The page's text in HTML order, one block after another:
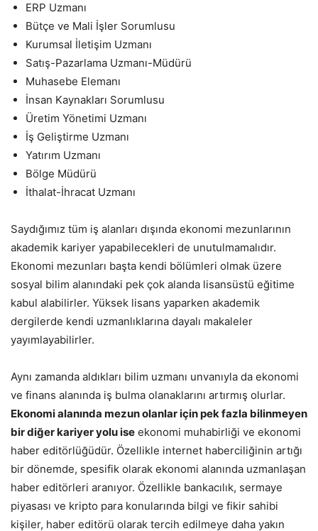
ERP Uzmanı
Bütçe ve Mali İşler Sorumlusu
Kurumsal İletişim Uzmanı
Satış-Pazarlama Uzmanı-Müdürü
Muhasebe Elemanı
İnsan Kaynakları Sorumlusu
Üretim Yönetimi Uzmanı
İş Geliştirme Uzmanı
Yatırım Uzmanı
Bölge Müdürü
İthalat-İhracat Uzmanı
Saydığımız tüm iş alanları dışında ekonomi mezunlarının
akademik kariyer yapabilecekleri de unutulmamalıdır.
Ekonomi mezunları başta kendi bölümleri olmak üzere
sosyal bilim alanındaki pek çok alanda lisansüstü eğitime
kabul alabilirler. Yüksek lisans yaparken akademik
dergilerde kendi uzmanlıklarına dayalı makaleler
yayımlayabilirler.
Aynı zamanda aldıkları bilim uzmanı unvanıyla da ekonomi
ve finans alanında iş bulma olanaklarını artırmış olurlar.
Ekonomi alanında mezun olanlar için pek fazla bilinmeyen
bir diğer kariyer yolu ise ekonomi muhabirliği ve ekonomi
haber editörlüğüdür. Özellikle internet haberciliğinin artığı
bir dönemde, spesifik olarak ekonomi alanında uzmanlaşan
haber editörleri aranıyor. Özellikle bankacılık, sermaye
piyasası ve kripto para konularında bilgi ve fikir sahibi
kişiler, haber editörü olarak tercih edilmeye daha yakın